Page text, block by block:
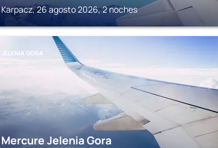
Karpacz, 26 agosto 2026, 2 noches
JELENIA GORA
Mercure Jelenia Gora